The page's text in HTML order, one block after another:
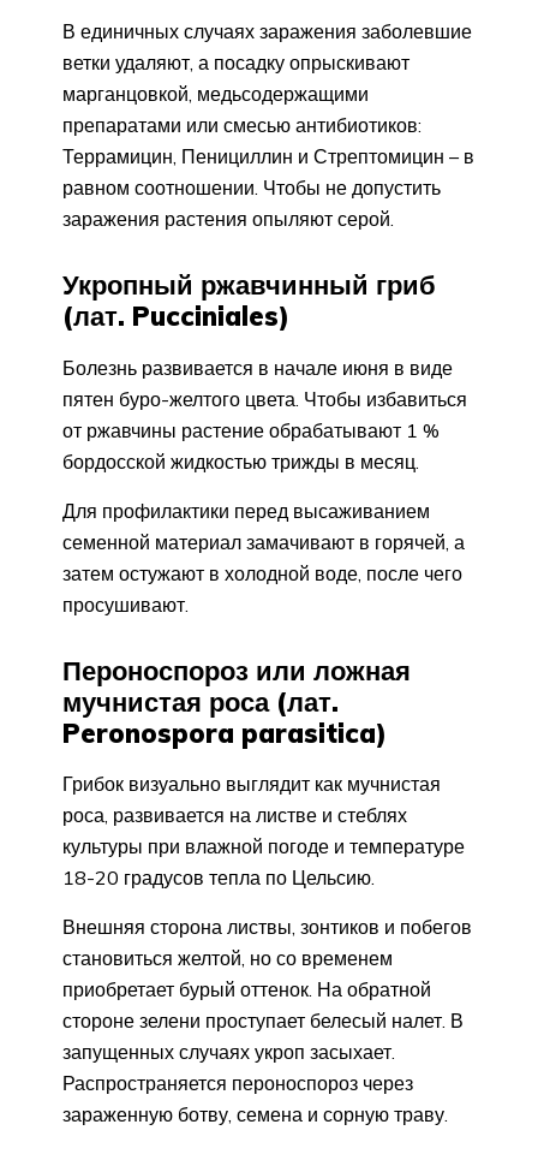
В единичных случаях заражения заболевшие
ветки удаляют, а посадку опрыскивают
марганцовкой, медьсодержащими
препаратами или смесью антибиотиков:
Террамицин, Пенициллин и Стрептомицин – в
равном соотношении. Чтобы не допустить
заражения растения опыляют серой.
Укропный ржавчинный гриб
(лат. Pucciniales)
Болезнь развивается в начале июня в виде
пятен буро-желтого цвета. Чтобы избавиться
от ржавчины растение обрабатывают 1 %
бордосской жидкостью трижды в месяц.
Для профилактики перед высаживанием
семенной материал замачивают в горячей, а
затем остужают в холодной воде, после чего
просушивают.
Пероноспороз или ложная
мучнистая роса (лат.
Peronospora parasitica)
Грибок визуально выглядит как мучнистая
роса, развивается на листве и стеблях
культуры при влажной погоде и температуре
18-20 градусов тепла по Цельсию.
Внешняя сторона листвы, зонтиков и побегов
становиться желтой, но со временем
приобретает бурый оттенок. На обратной
стороне зелени проступает белесый налет. В
запущенных случаях укроп засыхает.
Распространяется пероноспороз через
зараженную ботву, семена и сорную траву.